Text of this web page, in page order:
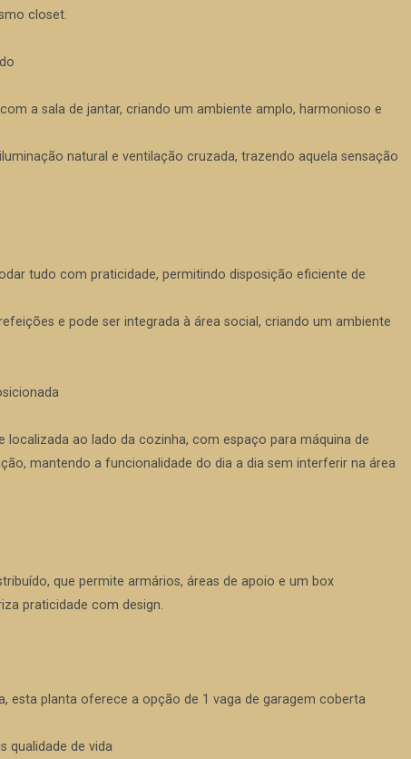
closet.
a sala de jantar, criando um ambiente amplo, harmonioso e
natural e ventilação cruzada, trazendo aquela sensação
tudo com praticidade, permitindo disposição eficiente de
e pode ser integrada à área social, criando um ambiente
localizada ao lado da cozinha, com espaço para máquina de
mantendo a funcionalidade do dia a dia sem interferir na área
que permite armários, áreas de apoio e um box
praticidade com design.
esta planta oferece a opção de 1 vaga de garagem coberta
qualidade de vida